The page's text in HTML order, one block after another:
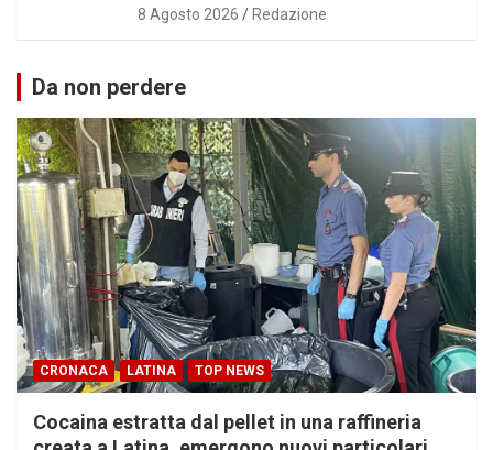
8 Agosto 2026 Redazione
Da non perdere
CRONACA LATINA TOP NEWS
Cocaina estratta dal pellet in una raffineria